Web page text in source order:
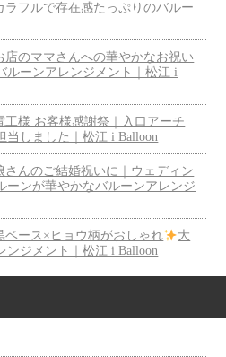
ラフルで存在感たっぷりのバルー
店のママさんへの華やかなお祝い
ルーンアレンジメント｜松江 i
工様 お客様感謝祭｜入口アーチ
当しました｜松江 i Balloon
さんのご結婚祝いに｜ウェディン
ーンが華やかなバルーンアレンジ
ベース×ヒョウ柄がおしゃれ
大
ンジメント｜松江 i Balloon